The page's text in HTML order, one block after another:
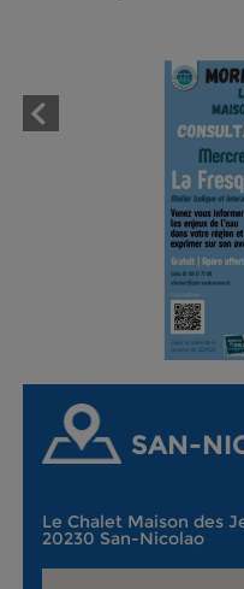
SAN-
Le Chalet Maison des
20230 San-Nicolao